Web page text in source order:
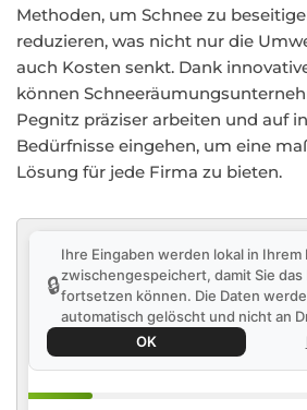
Methoden, um Schnee zu
reduzieren, was nicht nur die
auch Kosten senkt. Dank
können
Pegnitz präziser arbeiten und auf
Bedürfnisse eingehen, um eine
Lösung für jede Firma zu bieten.
🔒
Ihre Eingaben werden lokal in Ihrem
zwischengespeichert, damit Sie das
fortsetzen können. Die Daten
automatisch gelöscht und nicht an
OK